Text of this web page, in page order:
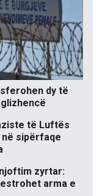
dy të
të Luftës
në sipërfaqe
zyrtar:
arma e